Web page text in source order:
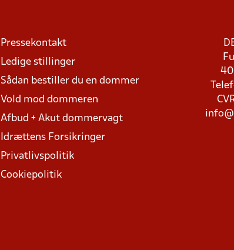
Pressekontakt
Ledige stillinger
Sådan bestiller du en dommer
Vold mod dommeren
Afbud + Akut dommervagt
Idrættens Forsikringer
Privatlivspolitik
Cookiepolitik